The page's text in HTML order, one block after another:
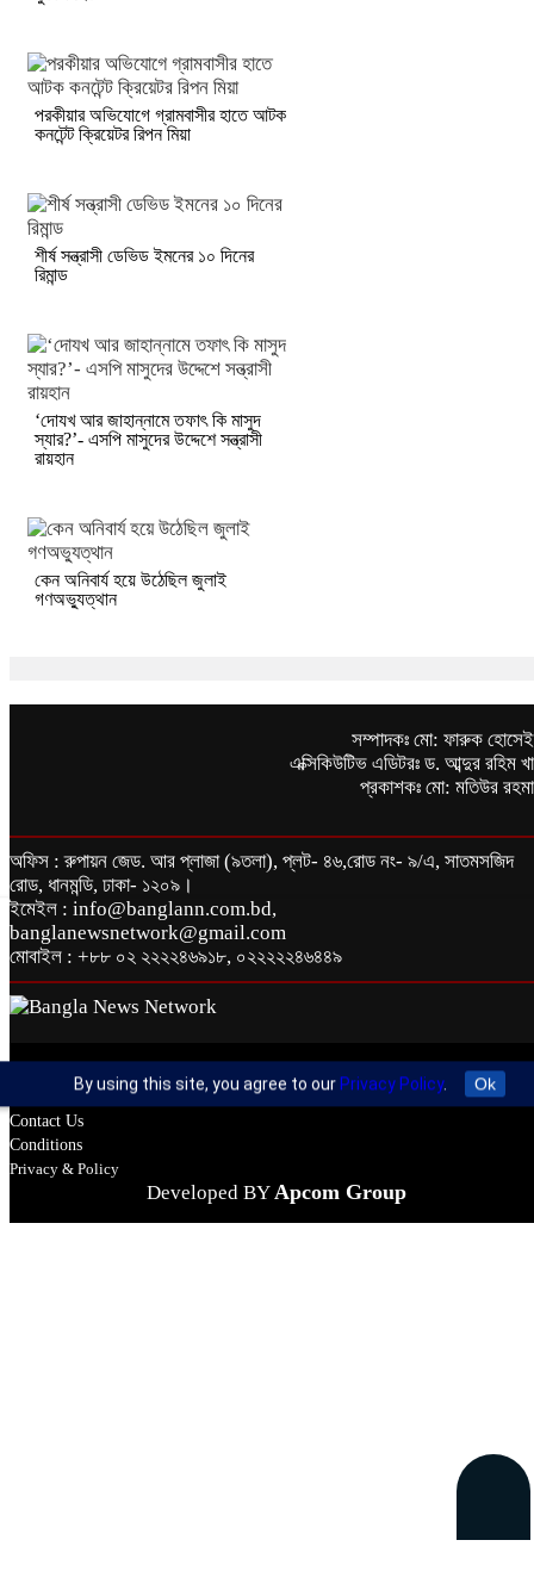
পরকীয়ার অভিযোগে গ্রামবাসীর হাতে আটক
কনটেন্ট ক্রিয়েটর রিপন মিয়া
শীর্ষ সন্ত্রাসী ডেভিড ইমনের ১০ দিনের
রিমান্ড
‘দোযখ আর জাহান্নামে তফাৎ কি মাসুদ
স্যার?’- এসপি মাসুদের উদ্দেশে সন্ত্রাসী
রায়হান
কেন অনিবার্য হয়ে উঠেছিল জুলাই
গণঅভ্যুত্থান
সম্পাদকঃ মো: ফারুক
এক্সিকিউটিভ এডিটরঃ ড. আব্দুর রহিম
প্রকাশকঃ মো: মতিউর
অফিস : রুপায়ন জেড. আর প্লাজা (৯তলা), প্লট- ৪৬,রোড নং- ৯/এ, সাতমসজিদ
রোড, ধানমন্ডি, ঢাকা- ১২০৯।
ইমেইল : info@banglann.com.bd,
banglanewsnetwork@gmail.com
মোবাইল : +৮৮ ০২ ২২২২৪৬৯১৮, ০২২২২২৪৬৪৪৯
© 2026 All rights reserved by Bangla News Network
Contact Us
Conditions
Privacy & Policy
Developed BYApcom Group
By using this site, you agree to our Privacy Policy. Ok